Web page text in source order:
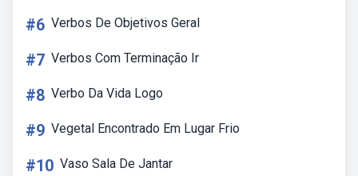
#6 Verbos De Objetivos Geral
#7 Verbos Com Terminação Ir
#8 Verbo Da Vida Logo
#9 Vegetal Encontrado Em Lugar Frio
#10 Vaso Sala De Jantar